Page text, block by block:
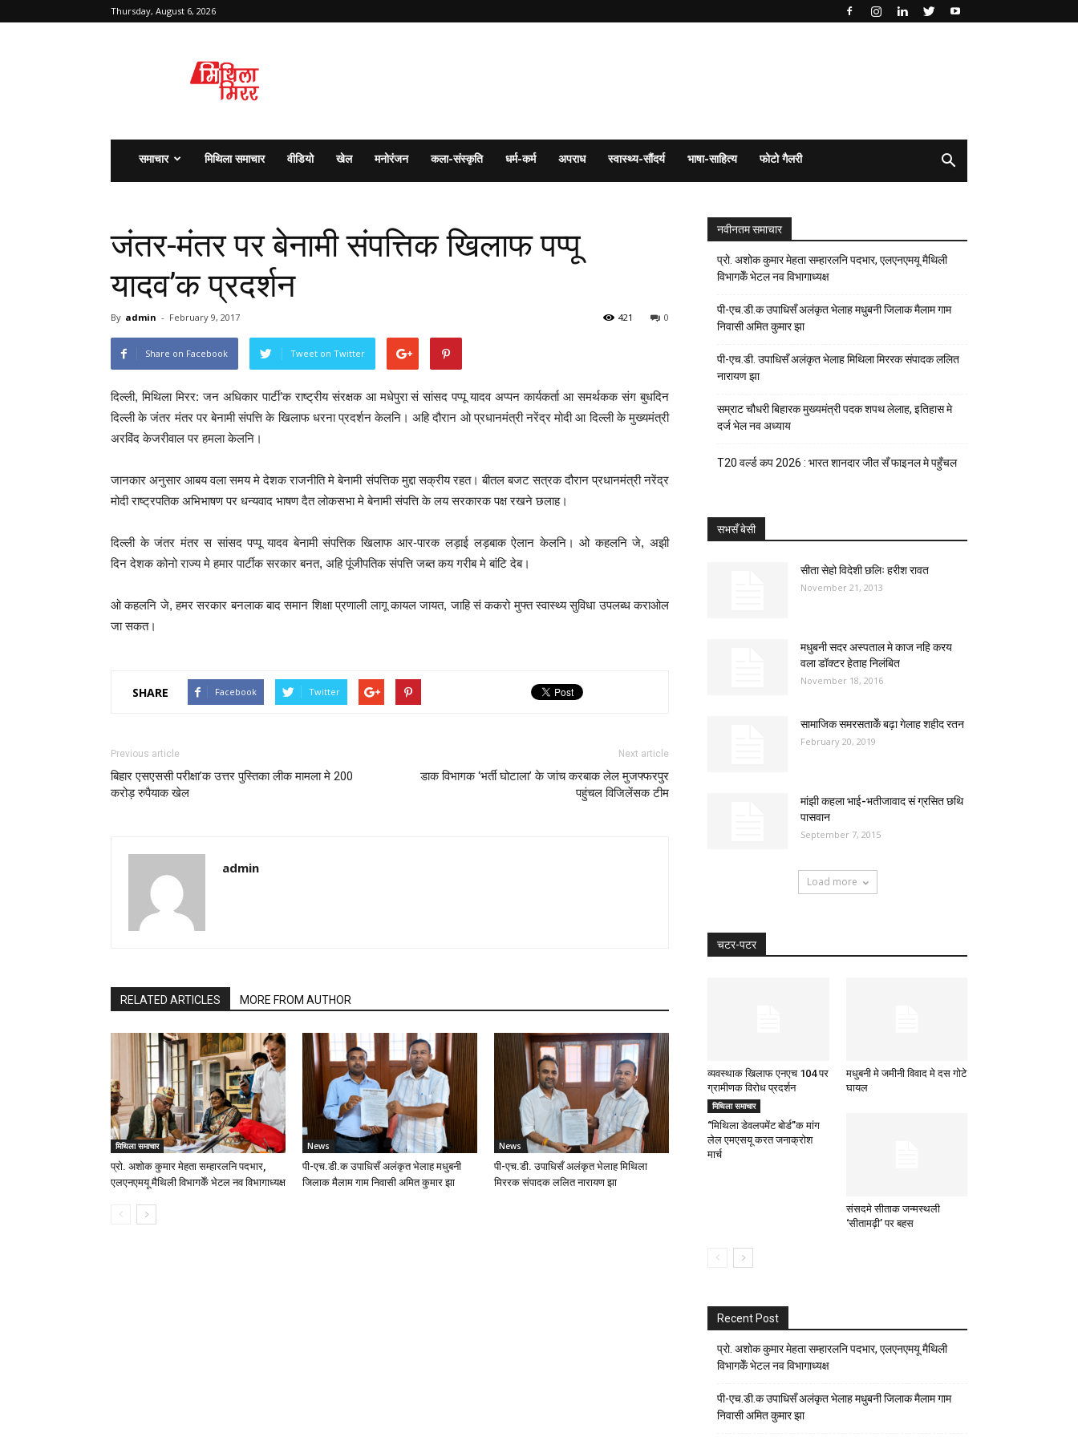
Thursday, August 6, 2026
समाचार मिथिला समाचार वीडियो खेल मनोरंजन कला-संस्कृति धर्म-कर्म अपराध स्वास्थ्य-सौंदर्य भाषा-साहित्य फोटो गैलरी
जंतर-मंतर पर बेनामी संपत्तिक खिलाफ पप्पू
यादव’क प्रदर्शन
By admin - February 9, 2017 0
421
Share on Facebook Tweet on Twitter
दिल्ली, मिथिला मिरर: जन अधिकार पार्टी’क राष्ट्रीय संरक्षक आ मधेपुरा सं सांसद पप्पू यादव अप्पन कार्यकर्ता आ समर्थकक संग बुधदिन
दिल्ली के जंतर मंतर पर बेनामी संपत्ति के खिलाफ धरना प्रदर्शन केलनि। अहि दौरान ओ प्रधानमंत्री नरेंद्र मोदी आ दिल्ली के मुख्यमंत्री
अरविंद केजरीवाल पर हमला केलनि।
जानकार अनुसार आबय वला समय मे देशक राजनीति मे बेनामी संपत्तिक मुद्दा सक्रीय रहत। बीतल बजट सत्रक दौरान प्रधानमंत्री नरेंद्र
मोदी राष्ट्रपतिक अभिभाषण पर धन्यवाद भाषण दैत लोकसभा मे बेनामी संपत्ति के लय सरकारक पक्ष रखने छलाह।
दिल्ली के जंतर मंतर स सांसद पप्पू यादव बेनामी संपत्तिक खिलाफ आर-पारक लड़ाई लड़बाक ऐलान केलनि। ओ कहलनि जे, अझी
दिन देशक कोनो राज्य मे हमार पार्टीक सरकार बनत, अहि पूंजीपतिक संपत्ति जब्त कय गरीब मे बांटि देब।
ओ कहलनि जे, हमर सरकार बनलाक बाद समान शिक्षा प्रणाली लागू कायल जायत, जाहि सं ककरो मुफ्त स्वास्थ्य सुविधा उपलब्ध कराओल
जा सकत।
SHARE Facebook Twitter
Previous article
बिहार एसएससी परीक्षा’क उत्तर पुस्तिका लीक मामला मे 200
करोड़ रुपैयाक खेल
Next article
डाक विभागक ‘भर्ती घोटाला’ के जांच करबाक लेल मुजफ्फरपुर
पहुंचल विजिलेंसक टीम
admin
RELATED ARTICLES MORE FROM AUTHOR
मिथिला समाचार
प्रो. अशोक कुमार मेहता सम्हारलनि पदभार,
एलएनएमयू मैथिली विभागकेँ भेटल नव विभागाध्यक्ष
News
पी-एच.डी.क उपाधिसँ अलंकृत भेलाह मधुबनी
जिलाक मैलाम गाम निवासी अमित कुमार झा
News
पी-एच.डी. उपाधिसँ अलंकृत भेलाह मिथिला
मिररक संपादक ललित नारायण झा
नवीनतम समाचार
प्रो. अशोक कुमार मेहता सम्हारलनि पदभार, एलएनएमयू मैथिली
विभागकेँ भेटल नव विभागाध्यक्ष
पी-एच.डी.क उपाधिसँ अलंकृत भेलाह मधुबनी जिलाक मैलाम गाम
निवासी अमित कुमार झा
पी-एच.डी. उपाधिसँ अलंकृत भेलाह मिथिला मिररक संपादक ललित
नारायण झा
सम्राट चौधरी बिहारक मुख्यमंत्री पदक शपथ लेलाह, इतिहास मे
दर्ज भेल नव अध्याय
T20 वर्ल्ड कप 2026 : भारत शानदार जीत सँ फाइनल मे पहुँचल
सभसँ बेसी
सीता सेहो विदेशी छलिः हरीश रावत
November 21, 2013
मधुबनी सदर अस्पताल मे काज नहि करय
वला डॉक्टर हेताह निलंबित
November 18, 2016
सामाजिक समरसताकेँ बढ़ा गेलाह शहीद रतन
February 20, 2019
मांझी कहला भाई-भतीजावाद सं ग्रसित छथि
पासवान
September 7, 2015
Load more
चटर-पटर
व्यवस्थाक खिलाफ एनएच 104 पर
ग्रामीणक विरोध प्रदर्शन
मधुबनी मे जमीनी विवाद मे दस गोटे
घायल
मिथिला समाचार
“मिथिला डेवलपमेंट बोर्ड”क मांग
लेल एमएसयू करत जनाक्रोश
मार्च
संसदमे सीताक जन्मस्थली
‘सीतामढ़ी’ पर बहस
Recent Post
प्रो. अशोक कुमार मेहता सम्हारलनि पदभार, एलएनएमयू मैथिली
विभागकेँ भेटल नव विभागाध्यक्ष
पी-एच.डी.क उपाधिसँ अलंकृत भेलाह मधुबनी जिलाक मैलाम गाम
निवासी अमित कुमार झा